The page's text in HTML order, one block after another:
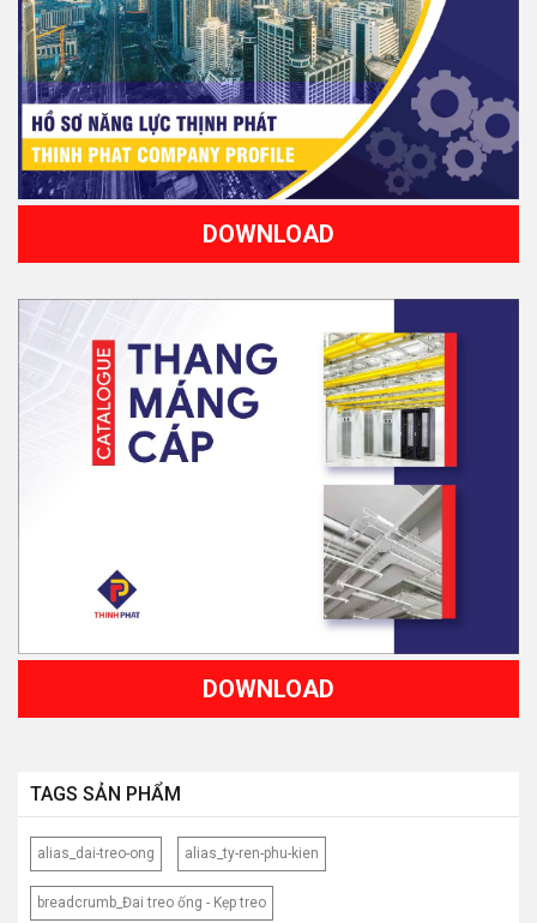
DOWNLOAD
DOWNLOAD
TAGS SẢN PHẨM
alias_dai-treo-ong alias_ty-ren-phu-kien
breadcrumb_Đai treo ống - Kẹp treo